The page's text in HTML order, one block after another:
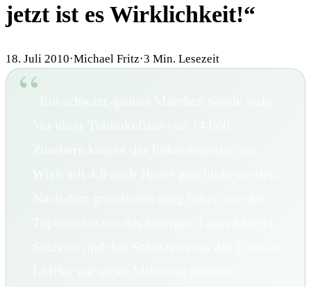
jetzt ist es Wirklichkeit!“
18. Juli 2010·Michael Fritz·3 Min. Lesezeit